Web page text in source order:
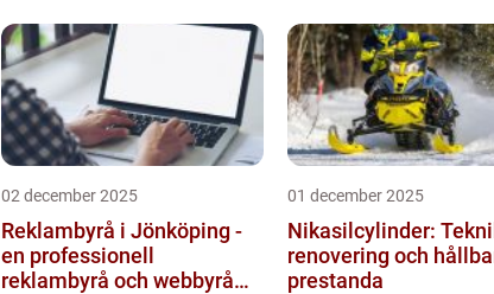
02 december 2025
Reklambyrå i Jönköping -
en professionell
reklambyrå och webbyrå
01 december 2025
Nikasilcylinder:
renovering och
prestanda